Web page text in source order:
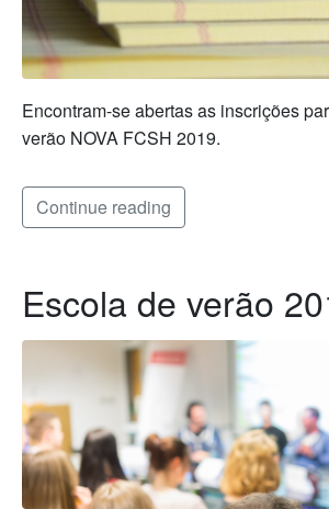
Encontram-se abertas as inscrições
verão NOVA FCSH 2019.
Continue reading
Escola de verão